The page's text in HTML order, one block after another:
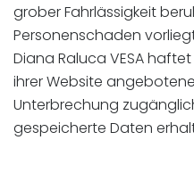
grober Fahrlässigkeit
Personenschaden
Diana Raluca VESA
ihrer Website
Unterbrechung
gespeicherte Daten